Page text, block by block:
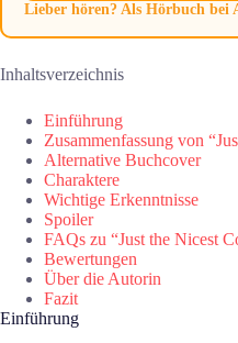
Lieber hören? Als Hörbuch bei
Inhaltsverzeichnis
Einführung
Zusammenfassung von
Alternative Buchcover
Charaktere
Wichtige Erkenntnisse
Spoiler
FAQs zu “Just the Nicest
Bewertungen
Über die Autorin
Fazit
Einführung